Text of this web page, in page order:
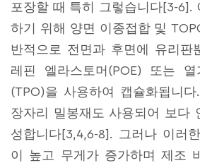
포장할 때 특히 그렇습니다[3-6].
하기 위해 양면 이종접합 및
반적으로 전면과 후면에 유리판
레핀 엘라스토머(POE) 또는 열
(TPO)을 사용하여 캡슐화됩니
장자리 밀봉재도 사용되어 보다
성합니다[3,4,6-8]. 그러나 이러
이 높고 무게가 증가하며 제조